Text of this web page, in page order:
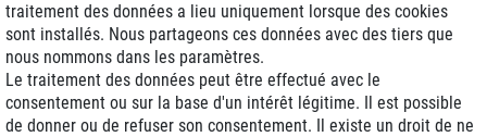
Livraison J+1
Frais d'expédition réduits
Reconditionnée avec garantie
traitement des données a lieu uniquement lorsque des cookies
sont installés. Nous partageons ces données avec des tiers que
nous nommons dans les paramètres.
Le traitement des données peut être effectué avec le
consentement ou sur la base d'un intérêt légitime. Il est possible
de donner ou de refuser son consentement. Il existe un droit de ne